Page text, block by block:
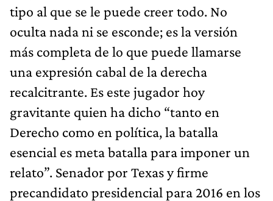
tipo al que se le puede creer todo. No
oculta nada ni se esconde; es la versión
más completa de lo que puede llamarse
una expresión cabal de la derecha
recalcitrante. Es este jugador hoy
gravitante quien ha dicho “tanto en
Derecho como en política, la batalla
esencial es meta batalla para imponer un
relato”. Senador por Texas y firme
precandidato presidencial para 2016 en los